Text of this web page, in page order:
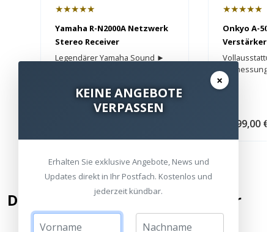
★★★★★
Yamaha R-N2000A Netzwerk
Stereo Receiver
Legendärer Yamaha Sound ►
3.899,00 €UVP
★★★★★
Onkyo A-50
Verstärker
Einmessung
1.299,00 €
Die besten UHD & Blu-Ray Player
×
KEINE ANGEBOTE
VERPASSEN
Erhalten Sie exklusive Angebote, News und
Updates direkt in Ihr Postfach. Kostenlos und
jederzeit kündbar.